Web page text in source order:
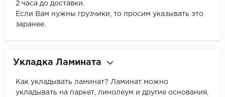
2 часа до доставки.
Если Вам нужны грузчики, то просим указывать это
заранее.
Укладка Ламината
Как укладывать ламинат? Ламинат можно
укладывать на паркет, линолеум и другие основания,